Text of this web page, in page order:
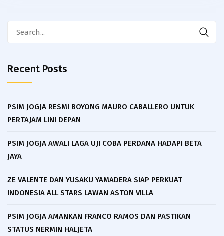
Recent Posts
PSIM JOGJA RESMI BOYONG MAURO CABALLERO UNTUK
PERTAJAM LINI DEPAN
PSIM JOGJA AWALI LAGA UJI COBA PERDANA HADAPI BETA
JAYA
ZE VALENTE DAN YUSAKU YAMADERA SIAP PERKUAT
INDONESIA ALL STARS LAWAN ASTON VILLA
PSIM JOGJA AMANKAN FRANCO RAMOS DAN PASTIKAN
STATUS NERMIN HALJETA